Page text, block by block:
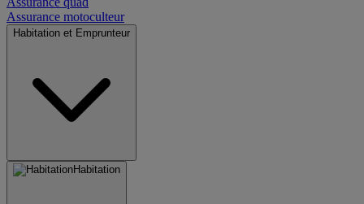
Assurance motoculteur
Habitation et Emprunteur
Habitation